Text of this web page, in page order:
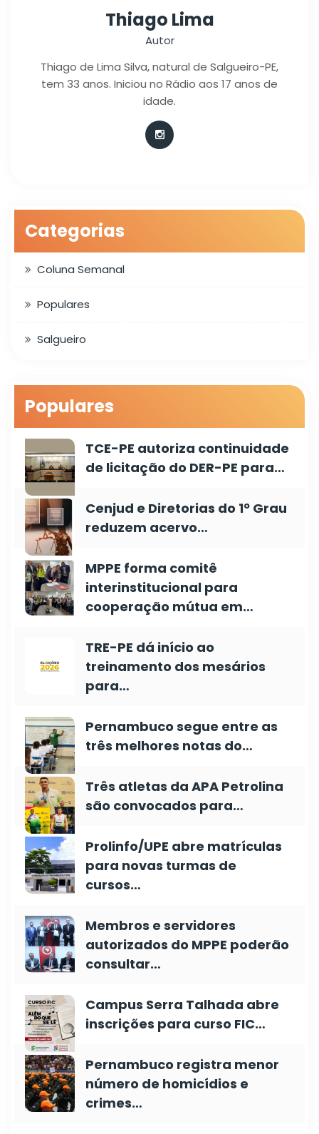
Thiago Lima
Autor
Thiago de Lima Silva, natural de Salgueiro-PE,
tem 33 anos. Iniciou no Rádio aos 17 anos de
idade.
Categorias
Coluna Semanal
Populares
Salgueiro
Populares
TCE-PE autoriza continuidade
de licitação do DER-PE para…
Cenjud e Diretorias do 1º Grau
reduzem acervo…
MPPE forma comitê
interinstitucional para
cooperação mútua em…
TRE-PE dá início ao
treinamento dos mesários
para…
Pernambuco segue entre as
três melhores notas do…
Três atletas da APA Petrolina
são convocados para…
Prolinfo/UPE abre matrículas
para novas turmas de
cursos…
Membros e servidores
autorizados do MPPE poderão
consultar…
Campus Serra Talhada abre
inscrições para curso FIC…
Pernambuco registra menor
número de homicídios e
crimes…